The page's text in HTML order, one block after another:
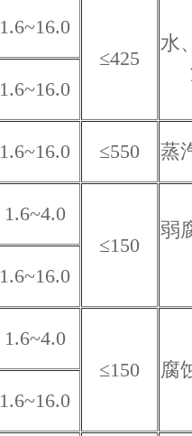
1.6~16.0
≤425
水
1.6~16.0
1.6~16.0 ≤550 蒸
1.6~4.0
≤150
弱
1.6~16.0
1.6~4.0
≤150
腐
1.6~16.0